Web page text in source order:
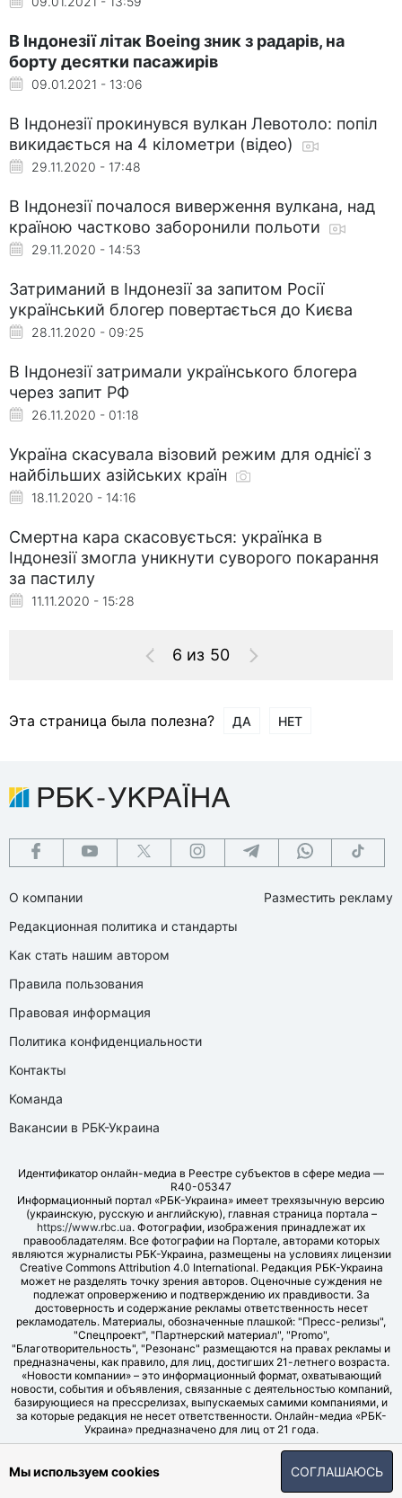
В Індонезії літак Boeing зник з радарів, на
борту десятки пасажирів
09.01.2021 - 13:06
В Індонезії прокинувся вулкан Левотоло: попіл
викидається на 4 кілометри (відео)
29.11.2020 - 17:48
В Індонезії почалося виверження вулкана, над
країною частково заборонили польоти
29.11.2020 - 14:53
Затриманий в Індонезії за запитом Росії
український блогер повертається до Києва
28.11.2020 - 09:25
В Індонезії затримали українського блогера
через запит РФ
26.11.2020 - 01:18
Україна скасувала візовий режим для однієї з
найбільших азійських країн
18.11.2020 - 14:16
Смертна кара скасовується: українка в
Індонезії змогла уникнути суворого покарання
за пастилу
11.11.2020 - 15:28
6 из 50
Эта страница была полезна? ДА НЕТ
О компании
Редакционная политика и стандарты
Как стать нашим автором
Правила пользования
Правовая информация
Политика конфиденциальности
Контакты
Команда
Вакансии в РБК-Украина
Разместить рекламу
Идентификатор онлайн-медиа в Реестре субъектов в сфере медиа —
R40-05347
Информационный портал «РБК-Украина» имеет трехязычную версию
(украинскую, русскую и английскую), главная страница портала –
https://www.rbc.ua. Фотографии, изображения принадлежат их
правообладателям. Все фотографии на Портале, авторами которых
являются журналисты РБК-Украина, размещены на условиях лицензии
Creative Commons Attribution 4.0 International. Редакция РБК-Украина
может не разделять точку зрения авторов. Оценочные суждения не
подлежат опровержению и подтверждению их правдивости. За
достоверность и содержание рекламы ответственность несет
рекламодатель. Материалы, обозначенные плашкой: "Пресс-релизы",
"Спецпроект", "Партнерский материал", "Promo",
"Благотворительность", "Резонанс" размещаются на правах рекламы и
предназначены, как правило, для лиц, достигших 21-летнего возраста.
«Новости компании» – это информационный формат, охватывающий
новости, события и объявления, связанные с деятельностью компаний,
базирующиеся на прессрелизах, выпускаемых самими компаниями, и
за которые редакция не несет ответственности. Онлайн-медиа «РБК-
Украина» предназначено для лиц от 21 года.
© LLC "UBT MEDIA", 2006-2026.
Мы используем cookies СОГЛАШАЮСЬ